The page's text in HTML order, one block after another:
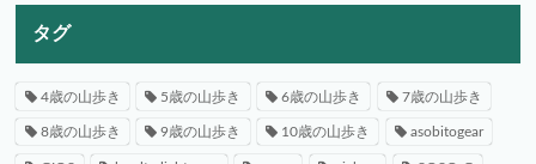
タグ
4歳の山歩き 5歳の山歩き 6歳の山歩き 7歳の山歩き
8歳の山歩き 9歳の山歩き 10歳の山歩き asobitogear